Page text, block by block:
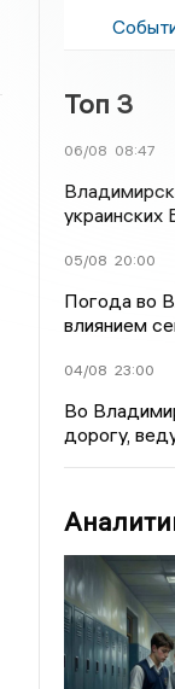
Топ 3
06/08 08:47
05/08 20:00
Погода во
влиянием
04/08 23:00
Во
дорогу,